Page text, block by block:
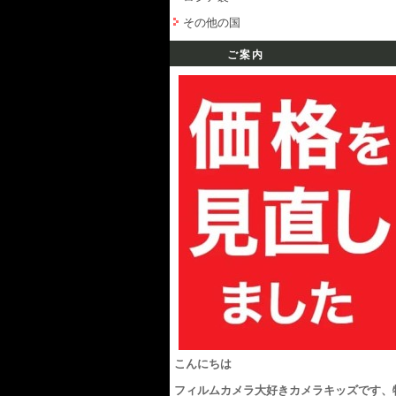
その他の国
ご案内
こんにちは
フィルムカメラ大好きカメラキッズです、